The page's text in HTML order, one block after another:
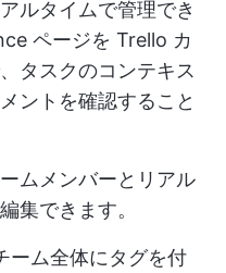
ルタイムで管理でき
ページを Trello カ
タスクのコンテキス
ントを確認すること
ームメンバーとリアル
集できます。
ーム全体にタグを付